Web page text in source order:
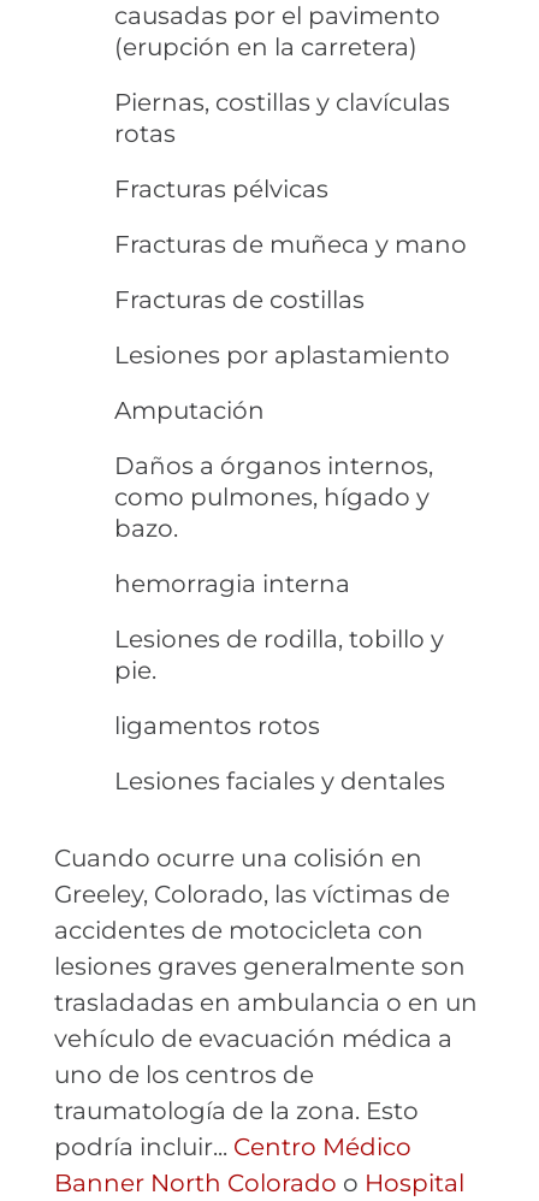
causadas por el pavimento
(erupción en la carretera)
Piernas, costillas y clavículas
rotas
Fracturas pélvicas
Fracturas de muñeca y mano
Fracturas de costillas
Lesiones por aplastamiento
Amputación
Daños a órganos internos,
como pulmones, hígado y
bazo.
hemorragia interna
Lesiones de rodilla, tobillo y
pie.
ligamentos rotos
Lesiones faciales y dentales
Cuando ocurre una colisión en
Greeley, Colorado, las víctimas de
accidentes de motocicleta con
lesiones graves generalmente son
trasladadas en ambulancia o en un
vehículo de evacuación médica a
uno de los centros de
traumatología de la zona. Esto
podría incluir... Centro Médico
Banner North Colorado o Hospital